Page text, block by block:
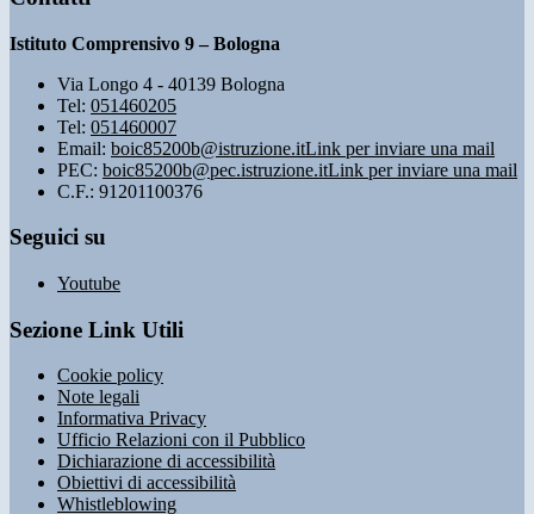
Istituto Comprensivo 9 – Bologna
Via Longo 4 - 40139 Bologna
Tel: 051460205
Tel: 051460007
Email: boic85200b@istruzione.itLink per inviare una mail
PEC: boic85200b@pec.istruzione.itLink per inviare una mail
C.F.: 91201100376
Seguici su
Youtube
Sezione Link Utili
Cookie policy
Note legali
Informativa Privacy
Ufficio Relazioni con il Pubblico
Dichiarazione di accessibilità
Obiettivi di accessibilità
Whistleblowing